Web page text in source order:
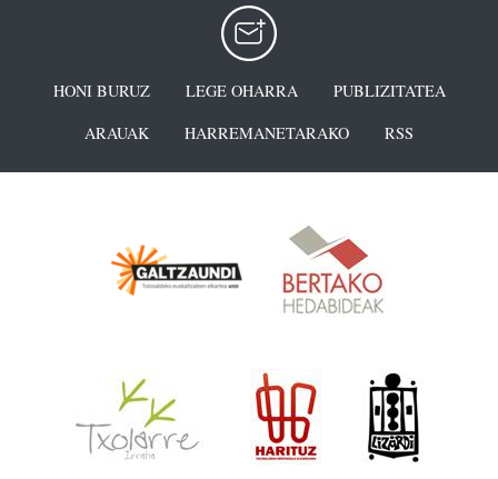
HONI BURUZ LEGE OHARRA
PUBLIZITATEA
ARAUAK
HARREMANETARAKO RSS